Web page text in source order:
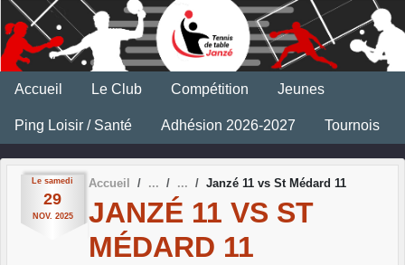
Accueil Le Club Compétition Jeunes
Ping Loisir / Santé Adhésion 2026-2027 Tournois
Le samedi
29
NOV. 2025
Accueil Janzé 11 vs St Médard 11
JANZÉ 11 VS ST
MÉDARD 11
Panneau de gestion des cookies